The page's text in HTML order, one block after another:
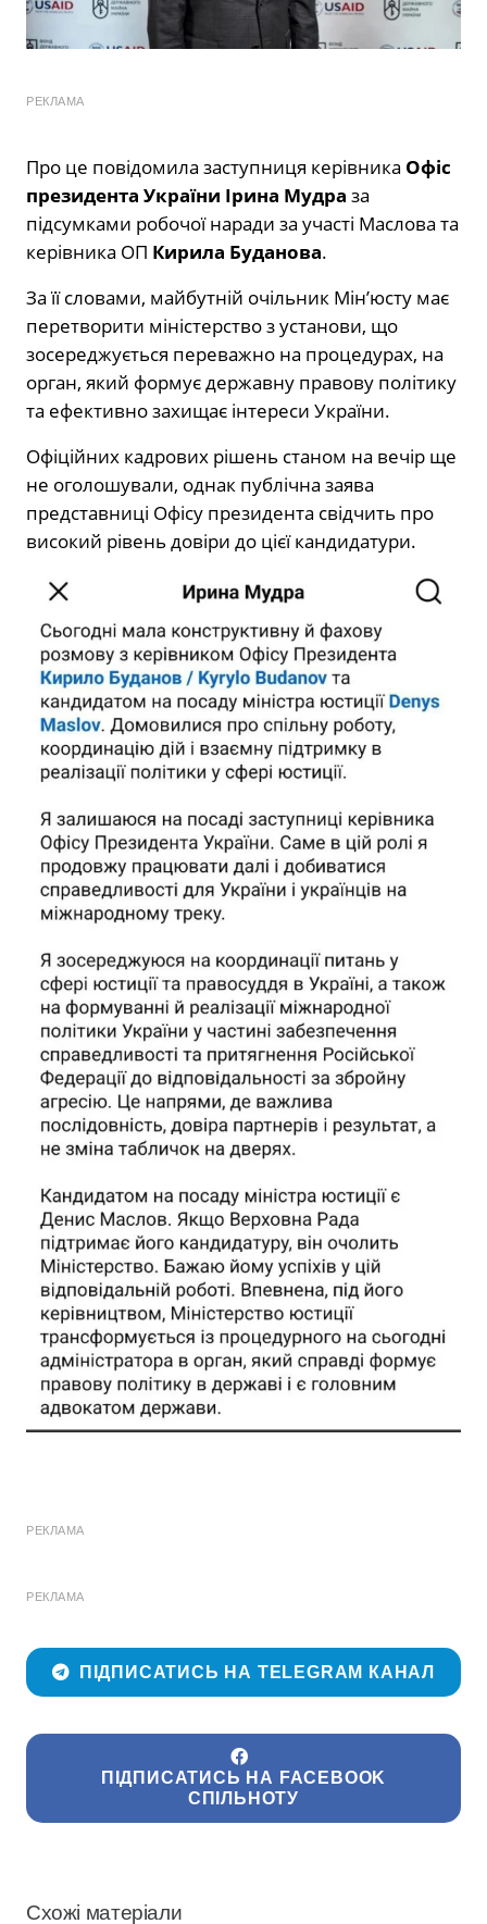
РЕКЛАМА
Про це повідомила заступниця керівника Офіс
президента України Ірина Мудра за
підсумками робочої наради за участі Маслова та
керівника ОП Кирила Буданова.
За її словами, майбутній очільник Мін’юсту має
перетворити міністерство з установи, що
зосереджується переважно на процедурах, на
орган, який формує державну правову політику
та ефективно захищає інтереси України.
Офіційних кадрових рішень станом на вечір ще
не оголошували, однак публічна заява
представниці Офісу президента свідчить про
високий рівень довіри до цієї кандидатури.
РЕКЛАМА
РЕКЛАМА
ПІДПИСАТИСЬ НА TELEGRAM КАНАЛ
ПІДПИСАТИСЬ НА FACEBOOK
СПІЛЬНОТУ
Схожі матеріали